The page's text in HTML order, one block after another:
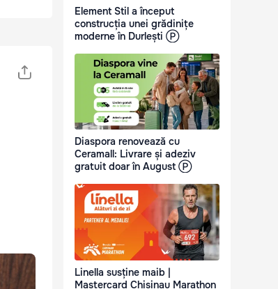
Element Stil a început
construcția unei grădinițe
moderne în Durlești Ⓟ
Diaspora renovează cu
Ceramall: Livrare și adeziv
gratuit doar în August Ⓟ
Linella susține maib |
Mastercard Chisinau Marathon